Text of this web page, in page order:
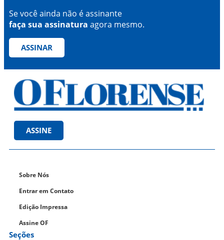
Se você ainda não é assinante
faça sua assinatura agora mesmo.
ASSINAR
ASSINE
Sobre Nós
Entrar em Contato
Edição Impressa
Assine OF
Seções